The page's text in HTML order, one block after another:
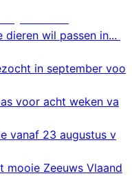
wil passen in...
in september voo
voor acht weken va
vanaf 23 augustus v
mooie Zeeuws Vlaand